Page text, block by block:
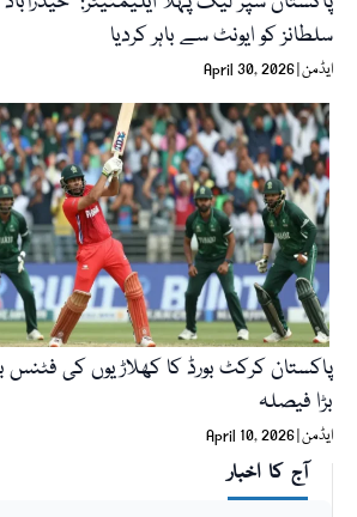
سلطانز کو ایونٹ سے باہر کردیا
ایڈمن April 30, 2026
پاکستان کرکٹ بورڈ کا کھلاڑیوں کی فٹنس
بڑا فیصلہ
ایڈمن April 10, 2026
آج کا اخبار